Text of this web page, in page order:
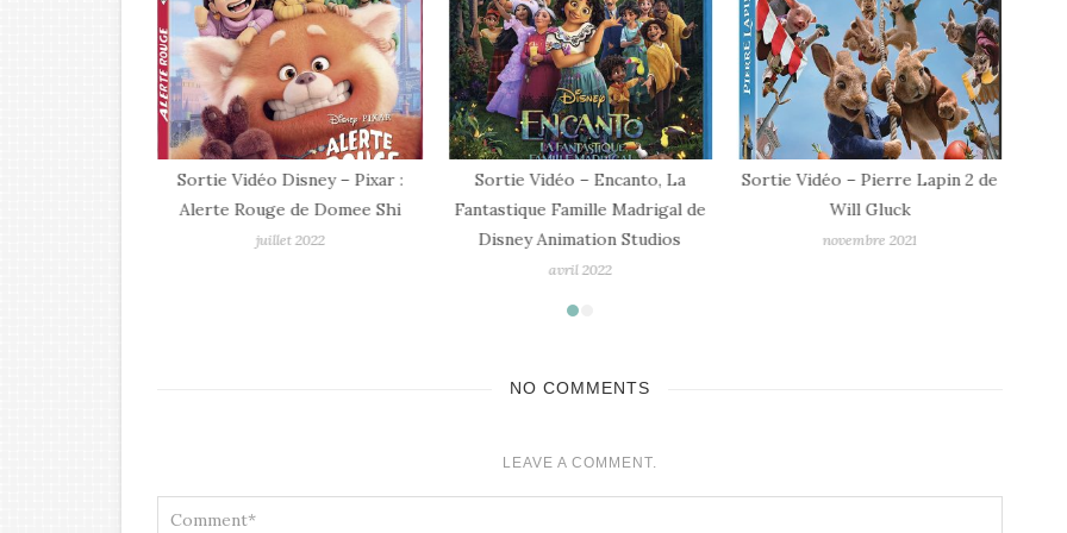
Sortie Vidéo Disney – Pixar :
Alerte Rouge de Domee Shi
juillet 2022
Sortie Vidéo – Encanto, La
Fantastique Famille Madrigal de
Disney Animation Studios
avril 2022
Sortie Vidéo – Pierre Lapin 2 de
Will Gluck
novembre 2021
NO COMMENTS
LEAVE A COMMENT.